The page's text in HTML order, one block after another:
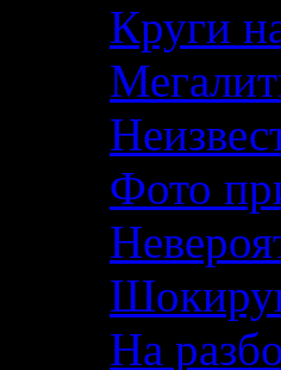
Круги
Фото
На